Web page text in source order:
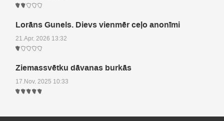
Lorāns Gunels. Dievs vienmēr ceļo anonīmi
21.Apr, 2026 13:32
Ziemassvētku dāvanas burkās
17.Nov, 2025 10:33